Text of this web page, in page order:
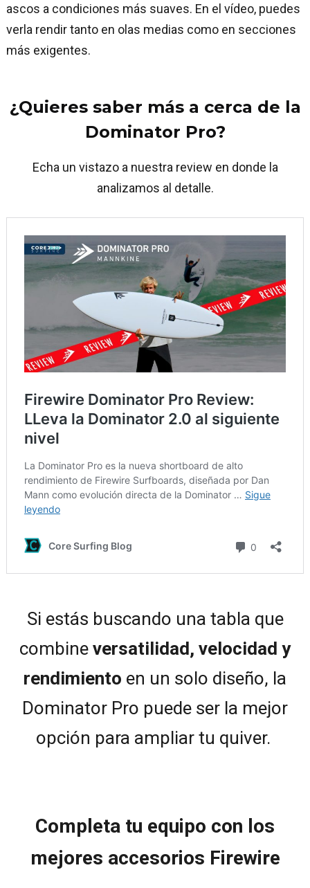
ascos a condiciones más suaves. En el vídeo, puedes
verla rendir tanto en olas medias como en secciones
más exigentes.
¿Quieres saber más a cerca de la
Dominator Pro?
Echa un vistazo a nuestra review en donde la
analizamos al detalle.
Si estás buscando una tabla que
combine versatilidad, velocidad y
rendimiento en un solo diseño, la
Dominator Pro puede ser la mejor
opción para ampliar tu quiver.
Completa tu equipo con los
mejores accesorios Firewire